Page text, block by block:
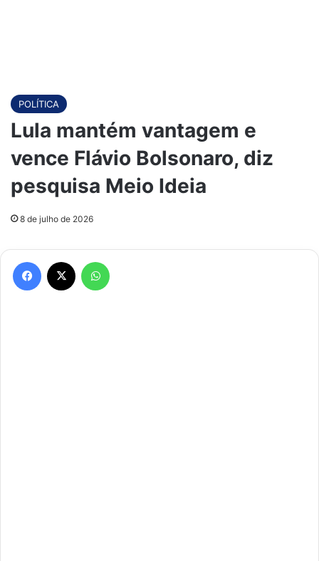
POLÍTICA
Lula mantém vantagem e
vence Flávio Bolsonaro, diz
pesquisa Meio Ideia
8 de julho de 2026
Facebook